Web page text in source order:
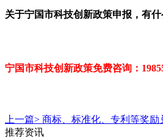
关于宁国市科技创新政策申报，有
宁国市科技创新政策免费咨询：
上一篇> 商标、标准化、专利等奖
推荐资讯